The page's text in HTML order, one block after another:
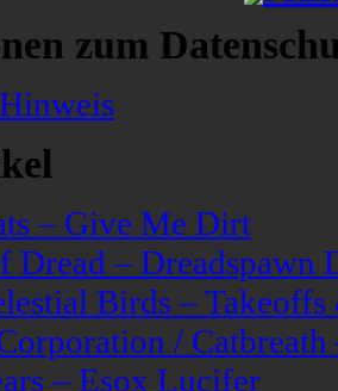
zum
– Give Me Dirt
Dread – Dreadspawn
Birds –
/
– Esox Lucifer